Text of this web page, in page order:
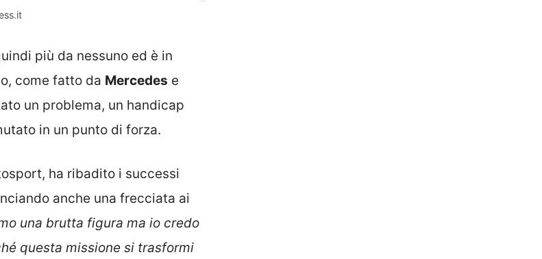
più da nessuno ed è in
come fatto da Mercedes e
un problema, un handicap
in un punto di forza.
ha ribadito i successi
anche una frecciata ai
una brutta figura ma io credo
questa missione si trasformi